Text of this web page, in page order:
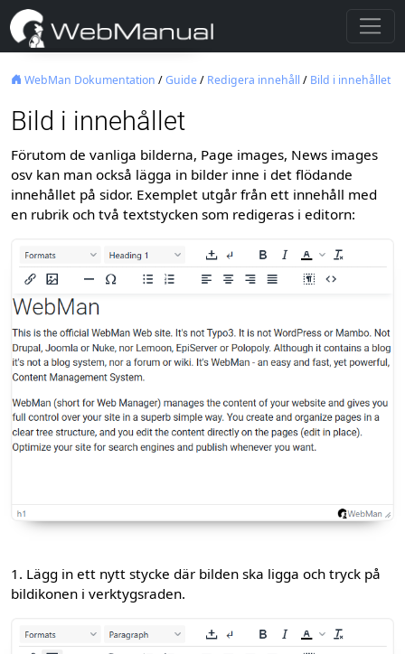
WebMan Dokumentation /Guide/ Redigera innehåll / Bild i innehållet
Bild i innehållet
Förutom de vanliga bilderna, Page images, News images
osv kan man också lägga in bilder inne i det flödande
innehållet på sidor. Exemplet utgår från ett innehåll med
en rubrik och två textstycken som redigeras i editorn:
1. Lägg in ett nytt stycke där bilden ska ligga och tryck på
bildikonen i verktygsraden.